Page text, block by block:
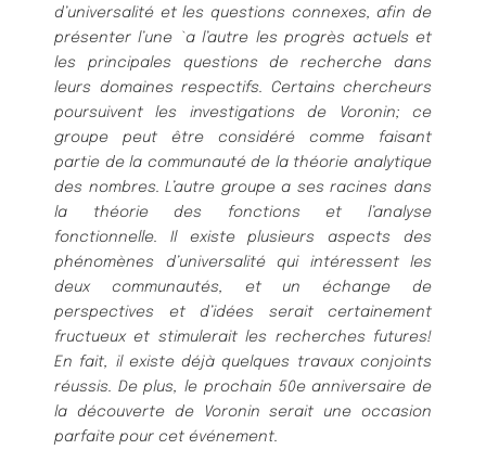
d’universalité et les questions connexes, afin de
présenter l’une `a l’autre les progrès actuels et
les principales questions de recherche dans
leurs domaines respectifs. Certains chercheurs
poursuivent les investigations de Voronin; ce
groupe peut être considéré comme faisant
partie de la communauté de la théorie analytique
des nombres. L’autre groupe a ses racines dans
la théorie des fonctions et l’analyse
fonctionnelle. Il existe plusieurs aspects des
phénomènes d’universalité qui intéressent les
deux communautés, et un échange de
perspectives et d’idées serait certainement
fructueux et stimulerait les recherches futures!
En fait, il existe déjà quelques travaux conjoints
réussis. De plus, le prochain 50e anniversaire de
la découverte de Voronin serait une occasion
parfaite pour cet événement.